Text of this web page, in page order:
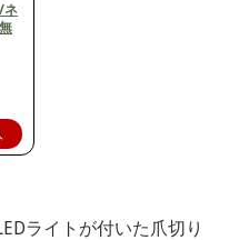
ネ
ライトが付いた爪切り